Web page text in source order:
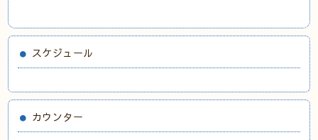
スケジュール
カウンター